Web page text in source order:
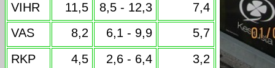
VIHR 11,5 8,5 - 12,3
7,4
VAS
8,2 6,1 - 9,9
5,7
RKP
4,5 2,6 - 6,4
3,2